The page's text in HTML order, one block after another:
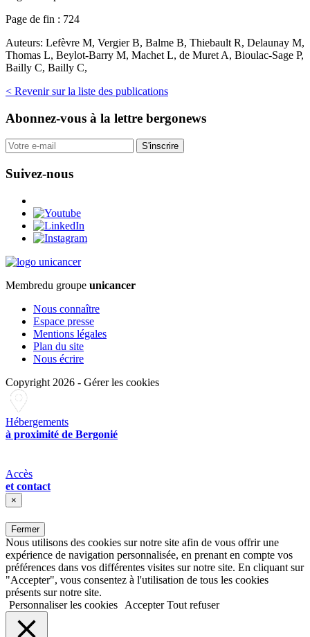
Page de fin : 724
Auteurs: Lefèvre M, Vergier B, Balme B, Thiebault R, Delaunay M,
Thomas L, Beylot-Barry M, Machet L, de Muret A, Bioulac-Sage P,
Bailly C, Bailly C,
< Revenir sur la liste des publications
Abonnez-vous à la lettre bergonews
S'inscrire
Suivez-nous
Membredu groupe unicancer
Nous connaître
Espace presse
Mentions légales
Plan du site
Nous écrire
Copyright 2026 - Gérer les cookies
Hébergements
à proximité de Bergonié
Accès
et contact
×
Fermer
Nous utilisons des cookies sur notre site afin de vous offrir une
expérience de navigation personnalisée, en prenant en compte vos
préférences dans vos différentes visites sur notre site. En cliquant sur
"Accepter", vous consentez à l'utilisation de tous les cookies
présents sur notre site.
Personnaliser les cookies
Accepter Tout refuser